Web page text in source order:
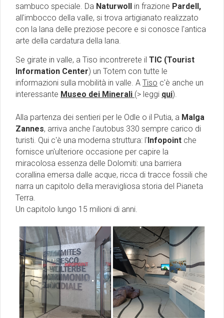
sambuco speciale. Da Naturwoll in frazione Pardell,
all'imbocco della valle, si trova artigianato realizzato
con la lana delle preziose pecore e si conosce l'antica
arte della cardatura della lana.
Se girate in valle, a Tiso incontrerete il TIC (Tourist
Information Center) un Totem con tutte le
informazioni sulla mobilità in valle. A Tiso c'è anche un
interessante Museo dei Minerali (> leggi qui).
Alla partenza dei sentieri per le Odle o il Putia, a Malga
Zannes, arriva anche l'autobus 330 sempre carico di
turisti. Qui c'è una moderna struttura: l'Infopoint che
fornisce un'ulteriore occasione per capire la
miracolosa essenza delle Dolomiti: una barriera
corallina emersa dalle acque, ricca di tracce fossili che
narra un capitolo della meravigliosa storia del Pianeta
Terra.
Un capitolo lungo 15 milioni di anni.